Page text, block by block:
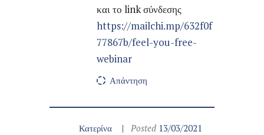
και το link σύνδεσης
https://mailchi.mp/632f0f
77867b/feel-you-free-
webinar
Απάντηση
Κατερίνα Posted 13/03/2021